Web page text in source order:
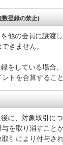
数登録の禁止)
他の会員に譲渡
きません。
をしている場合
トを合算するこ
に、対象取引に
を取り消すこと
引により付与さ